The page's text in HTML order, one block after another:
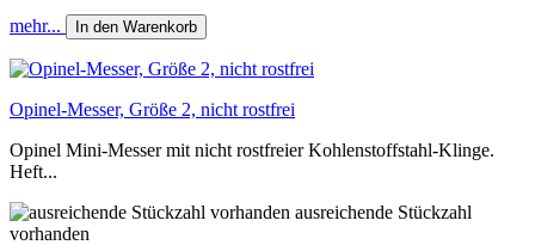
mehr... In den Warenkorb
Opinel-Messer, Größe 2, nicht rostfrei
Opinel Mini-Messer mit nicht rostfreier Kohlenstoffstahl-Klinge.
Heft...
ausreichende Stückzahl
vorhanden